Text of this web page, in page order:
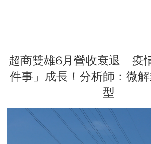
超商雙雄6月營收衰退 疫
件事」成長！分析師：微
型